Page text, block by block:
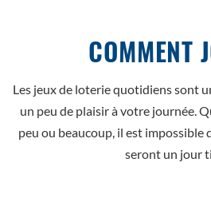
COMMENT
Les jeux de loterie quotidiens sont
un peu de plaisir à votre journée.
peu ou beaucoup, il est impossible
seront un jour